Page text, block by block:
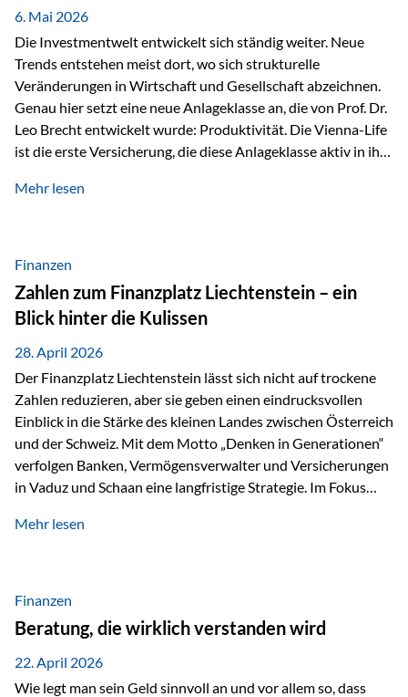
6. Mai 2026
Die Investmentwelt entwickelt sich ständig weiter. Neue
Trends entstehen meist dort, wo sich strukturelle
Veränderungen in Wirtschaft und Gesellschaft abzeichnen.
Genau hier setzt eine neue Anlageklasse an, die von Prof. Dr.
Leo Brecht entwickelt wurde: Produktivität. Die Vienna-Life
ist die erste Versicherung, die diese Anlageklasse aktiv in ihre
Vorreiter. Warum auf das Thema Produktivität setzen? Die
Wirtschaftswachstum, verändern die Spielregeln für
Investoren. Produktivität adressiert genau diese
Herausforderungen, da wirtschaftliches Wachstum
langfristig durch Produktivitätssteigerung entsteht, also
durch die Fähigkeit von Unternehmen, mehr…
Mehr lesen
Finanzen
Zahlen zum Finanzplatz Liechtenstein – ein
Blick hinter die Kulissen
28. April 2026
Der Finanzplatz Liechtenstein lässt sich nicht auf trockene
Zahlen reduzieren, aber sie geben einen eindrucksvollen
Einblick in die Stärke des kleinen Landes zwischen Österreich
und der Schweiz. Mit dem Motto „Denken in Generationen“
verfolgen Banken, Vermögensverwalter und Versicherungen
in Vaduz und Schaan eine langfristige Strategie. Im Fokus
Marktzugang Liechtenstein hat sich in den letzten Jahren zu
verfügbaren Kennzahlen (Stand Ende 2024, veröffentlicht
2025/2026)…
Mehr lesen
Finanzen
Beratung, die wirklich verstanden wird
22. April 2026
Wie legt man sein Geld sinnvoll an und vor allem so, dass